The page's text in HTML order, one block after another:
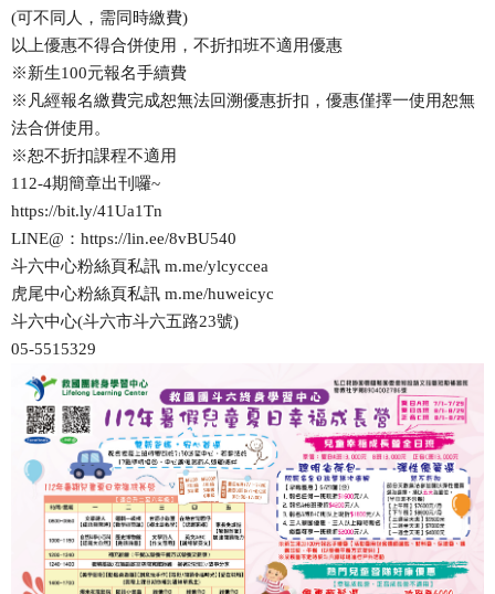
(可不同人，需同時繳費)
以上優惠不得合併使用，不折扣班不適用優惠
※新生100元報名手續費
※凡經報名繳費完成恕無法回溯優惠折扣，優惠僅擇一使用恕無
法合併使用。
※恕不折扣課程不適用
112-4期簡章出刊囉~
https://bit.ly/41Ua1Tn
LINE@：https://lin.ee/8vBU540
斗六中心粉絲頁私訊 m.me/ylcyccea
虎尾中心粉絲頁私訊 m.me/huweicyc
斗六中心(斗六市斗六五路23號)
05-5515329